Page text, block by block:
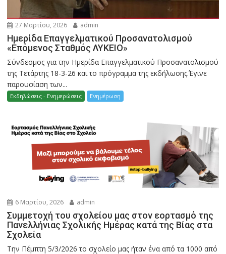
27 Μαρτίου, 2026 admin
Ημερίδα Επαγγελματικού Προσανατολισμού
«Επόμενος Σταθμός ΛΥΚΕΙΟ»
Σύνδεσμος για την Ημερίδα Επαγγελματικού Προσανατολισμού
της Τετάρτης 18-3-26 και το πρόγραμμα της εκδήλωσης.Έγινε
παρουσίαση των...
Εκδηλώσεις - Ενημερώσεις Ενημέρωση
6 Μαρτίου, 2026 admin
Συμμετοχή του σχολείου μας στον εορτασμό της
Πανελλήνιας Σχολικής Ημέρας κατά της Βίας στα
Σχολεία
Την Πέμπτη 5/3/2026 το σχολείο μας ήταν ένα από τα 1000 από